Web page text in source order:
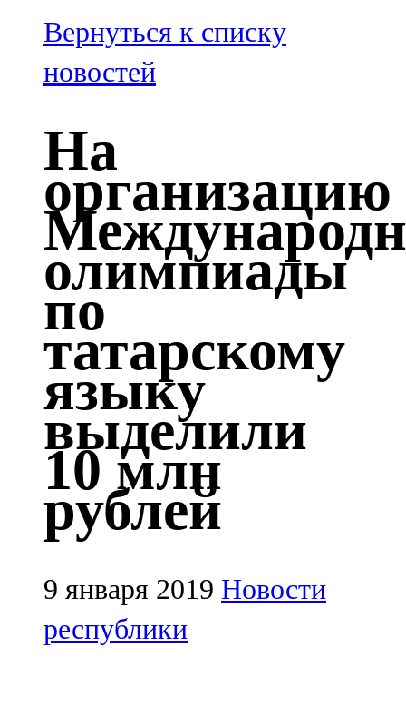
100,3 FM
Зәй
106,6 FM
Кадыбаш
105,2 FM
Казан
91,5 FM
Кайбыч
106,1 FM
Кама тамагы
71,51 FM
Кукмара
107,9 FM
Лениногорский
102,1 FM
Мамадыш
106,2 FM
Вернуться к списку
новостей
На
организацию
олимпиады
по
татарскому
языку
выделили
10 млн
рублей
9 января 2019 Новости
республики